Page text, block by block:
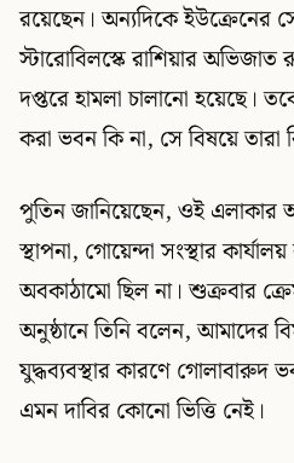
রয়েছেন। অন্যদিকে ইউক্রেনের
স্টারোবিলস্কে রাশিয়ার
দপ্তরে হামলা চালানো হয়েছে।
করা ভবন কি না, সে বিষয়ে তারা
পুতিন জানিয়েছেন, ওই
স্থাপনা, গোয়েন্দা সংস্থার
অবকাঠামো ছিল না। শুক্রবার
অনুষ্ঠানে তিনি বলেন, আমাদের
যুদ্ধব্যবস্থার কারণে
এমন দাবির কোনো ভিত্তি নেই।